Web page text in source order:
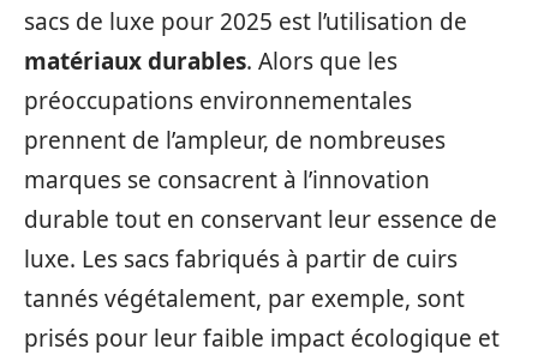
sacs de luxe pour 2025 est l’utilisation de
matériaux durables. Alors que les
préoccupations environnementales
prennent de l’ampleur, de nombreuses
marques se consacrent à l’innovation
durable tout en conservant leur essence de
luxe. Les sacs fabriqués à partir de cuirs
tannés végétalement, par exemple, sont
prisés pour leur faible impact écologique et